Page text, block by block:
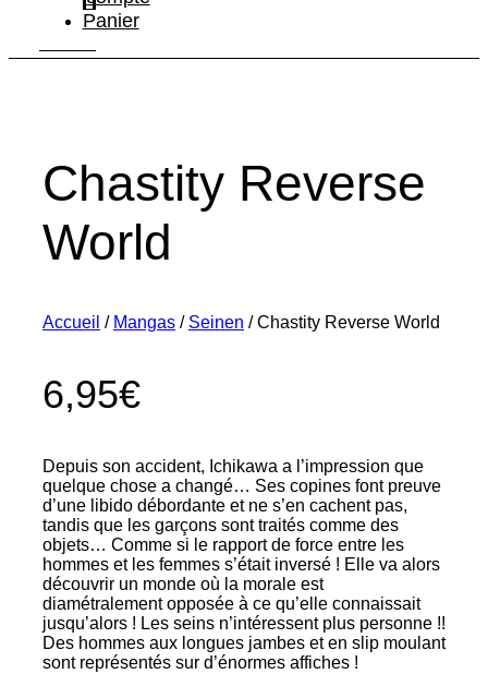
Panier
Chastity Reverse
World
Accueil / Mangas / Seinen / Chastity Reverse World
6,95€
Depuis son accident, Ichikawa a l’impression que
quelque chose a changé… Ses copines font preuve
d’une libido débordante et ne s’en cachent pas,
tandis que les garçons sont traités comme des
objets… Comme si le rapport de force entre les
hommes et les femmes s’était inversé ! Elle va alors
découvrir un monde où la morale est
diamétralement opposée à ce qu’elle connaissait
jusqu’alors ! Les seins n’intéressent plus personne !!
Des hommes aux longues jambes et en slip moulant
sont représentés sur d’énormes affiches !